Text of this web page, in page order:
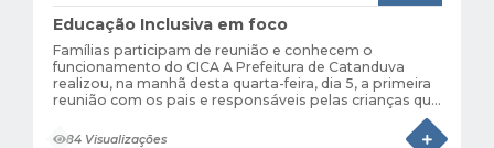
Educação Inclusiva em foco
Famílias participam de reunião e conhecem o
funcionamento do CICA A Prefeitura de Catanduva
realizou, na manhã desta quarta-feira, dia 5, a primeira
reunião com os pais e responsáveis pelas crianças que
Integrado da Criança Autista...
84 Visualizações